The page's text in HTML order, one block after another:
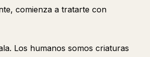
comienza a tratarte con
Los humanos somos criaturas